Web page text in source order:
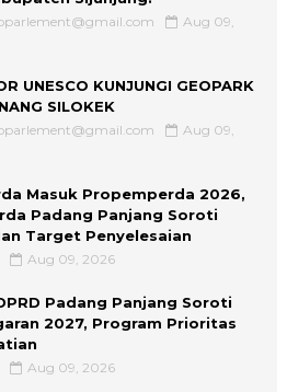
Aug 09,
UNESCO KUNJUNGI GEOPARK
SILOKEK
Aug 09,
Masuk Propemperda 2026,
Padang Panjang Soroti
Target Penyelesaian
Aug 09, 2026
Padang Panjang Soroti
2027, Program Prioritas
Aug 09, 2026